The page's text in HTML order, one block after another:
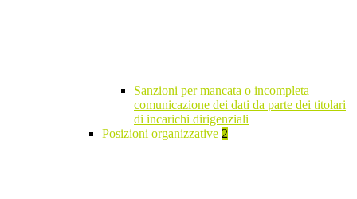
Sanzioni per mancata o incompleta
comunicazione dei dati da parte dei titolari
di incarichi dirigenziali
Posizioni organizzative 2